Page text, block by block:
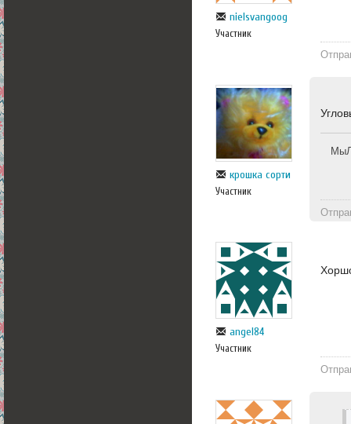
nielsvangoog
Участник
крошка сорти
Участник
angel84
Участник